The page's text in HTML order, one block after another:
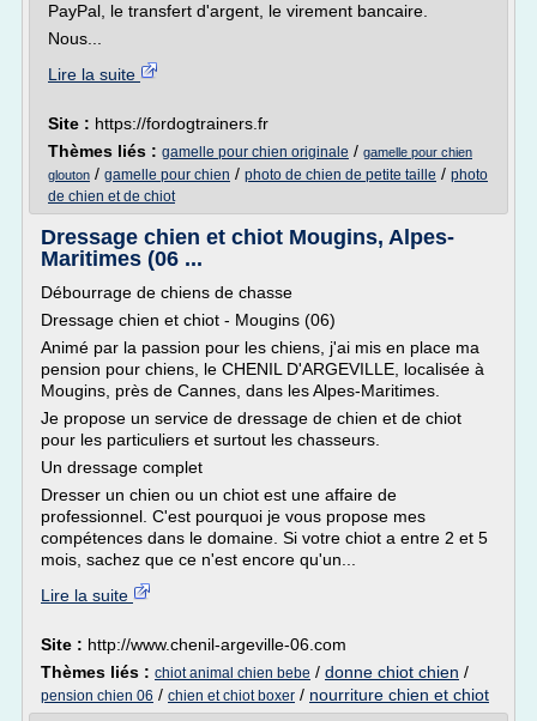
PayPal, le transfert d'argent, le virement bancaire.
Nous...
Lire la suite
Site : https://fordogtrainers.fr
Thèmes liés : gamelle pour chien originale / gamelle pour chien
glouton / gamelle pour chien / photo de chien de petite taille / photo
de chien et de chiot
Dressage chien et chiot Mougins, Alpes-
Maritimes (06 ...
Débourrage de chiens de chasse
Dressage chien et chiot - Mougins (06)
Animé par la passion pour les chiens, j'ai mis en place ma
pension pour chiens, le CHENIL D'ARGEVILLE, localisée à
Mougins, près de Cannes, dans les Alpes-Maritimes.
Je propose un service de dressage de chien et de chiot
pour les particuliers et surtout les chasseurs.
Un dressage complet
Dresser un chien ou un chiot est une affaire de
professionnel. C'est pourquoi je vous propose mes
compétences dans le domaine. Si votre chiot a entre 2 et 5
mois, sachez que ce n'est encore qu'un...
Lire la suite
Site : http://www.chenil-argeville-06.com
Thèmes liés : chiot animal chien bebe / donne chiot chien /
pension chien 06 / chien et chiot boxer / nourriture chien et chiot